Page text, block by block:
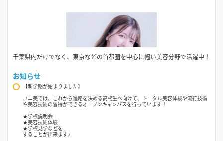
千葉県内だけでなく、東京などの首都圏を中心に幅い美容分野で活躍中！
お知らせ
【新学期が始まりました】
ユニ美では、これから進路を決める高校生へ向けて、トータル美容体験や流行技術
や美容技術の習得ができるオープンキャンパスを行っています！
★学校説明会
★美容技術体験
★学校見学などを
することが出来ます♪